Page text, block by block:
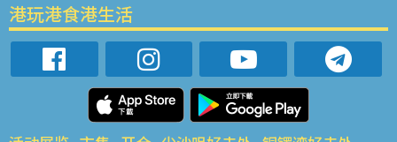
港玩港食港生活